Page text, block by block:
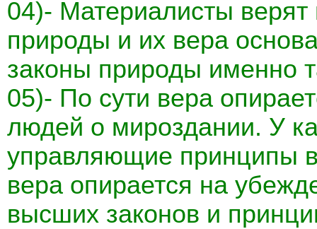
04)- Материалисты
природы и их вера
законы природы именно
05)- По сути вера
людей о мироздании. У
управляющие принципы
вера опирается на
высших законов и